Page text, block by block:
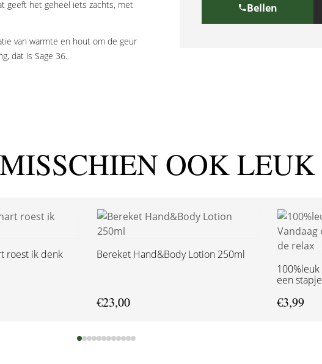
geeft het geheel iets zachts, met
van warmte en hout om de geur
dat is Sage 36.
Bellen
OOK
roest ik denk
Bereket Hand&Body Lotion 250ml
€23,00
een
€3,99